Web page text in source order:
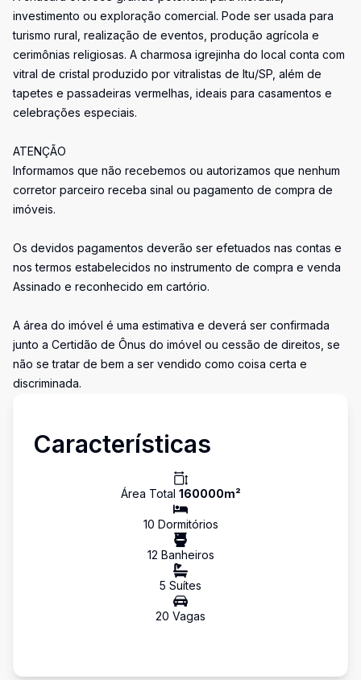
investimento ou exploração comercial. Pode ser usada para
turismo rural, realização de eventos, produção agrícola e
cerimônias religiosas. A charmosa igrejinha do local conta com
vitral de cristal produzido por vitralistas de Itu/SP, além de
tapetes e passadeiras vermelhas, ideais para casamentos e
celebrações especiais.
ATENÇÃO
Informamos que não recebemos ou autorizamos que nenhum
corretor parceiro receba sinal ou pagamento de compra de
imóveis.
Os devidos pagamentos deverão ser efetuados nas contas e
nos termos estabelecidos no instrumento de compra e venda
Assinado e reconhecido em cartório.
A área do imóvel é uma estimativa e deverá ser confirmada
junto a Certidão de Ônus do imóvel ou cessão de direitos, se
não se tratar de bem a ser vendido como coisa certa e
discriminada.
Características
Área Total 160000m²
10 Dormitórios
12 Banheiros
5 Suítes
20 Vagas